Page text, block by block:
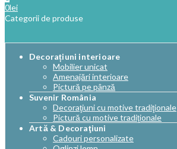
0lei
Categorii de produse
Decorațiuni interioare
Mobilier unicat
Amenajări interioare
Pictură pe pânză
Suvenir România
Decoraţiuni cu motive tradiţionale
Pictură cu motive tradiţionale
Artă & Decoraţiuni
Cadouri personalizate